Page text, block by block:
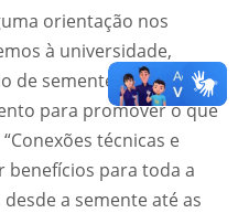
orientação nos
à universidade,
de sementes”. Ele
para promover o que
técnicas e
benefícios para toda a
a semente até as